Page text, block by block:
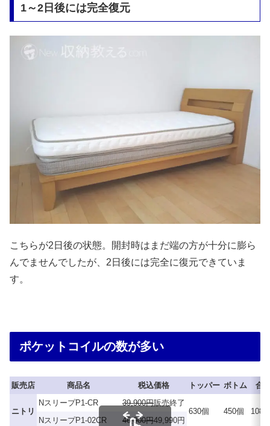
1～2日後には完全復元
こちらが2日後の状態。開封時はまだ端の方が十分に膨ら
んでませんでしたが、2日後には完全に復元できていま
す。
ポケットコイルの数が多い
販売店 商品名 税込価格 トッパー ボトム 合
ニトリ
NスリープP1-CR 39,900円販売終了
630個
450個
1080
NスリープP1-02CR
46,900円49,990円